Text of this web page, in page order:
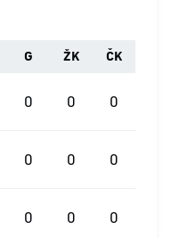
G ŽK ČK
0 0 0
0 0 0
0 0 0